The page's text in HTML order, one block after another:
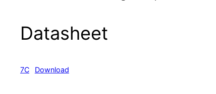
Datasheet
7C Download